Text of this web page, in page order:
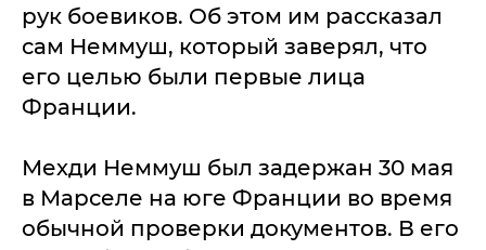
рук боевиков. Об этом им рассказал
сам Неммуш, который заверял, что
его целью были первые лица
Франции.
Мехди Неммуш был задержан 30 мая
в Марселе на юге Франции во время
обычной проверки документов. В его